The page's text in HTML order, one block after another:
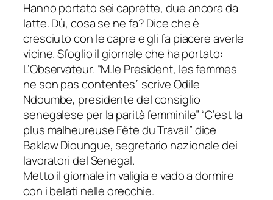
Hanno portato sei caprette, due ancora da
latte. Dù, cosa se ne fa? Dice che è
cresciuto con le capre e gli fa piacere averle
vicine. Sfoglio il giornale che ha portato:
L’Observateur. “M.le President, les femmes
ne son pas contentes” scrive Odile
Ndoumbe, presidente del consiglio
senegalese per la parità femminile” “C’est la
plus malheureuse Fête du Travail” dice
Baklaw Dioungue, segretario nazionale dei
lavoratori del Senegal.
Metto il giornale in valigia e vado a dormire
con i belati nelle orecchie.